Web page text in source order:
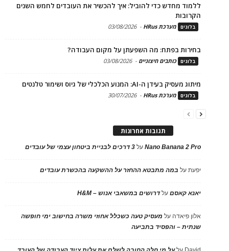
ללמוד מחדש כדי להוביל: איך להכשיר את העובדים לחמש השנים
הקרובות
בלוגים מערכת HRus -
03/08/2026
בחירות בפתח: מה השפעתן על מקום העבודה?
בלוגים כותבים חיצוניים -
03/08/2026
מיתוג מעסיק בעידן ה-AI: המנוע הכלכלי של גיוס ושימור טלנטים
בלוגים מערכת HRus -
30/07/2026
תגובות אחרונות
Nano Banana 2 Proעל 3 דרכים לבניית ביטחון עצמי של עובדים
יפעתעל במה מתבטא ההחזר על ההשקעה בהכשרת עובדים
יאנא קאסםעלדרושים במשאבי אנוש – H&M
אלון פיאדה על מעסיק טעה כשכלל אחוזי משרה בחישוב ימי חופשה
שנתית – והפסיד בתביעה